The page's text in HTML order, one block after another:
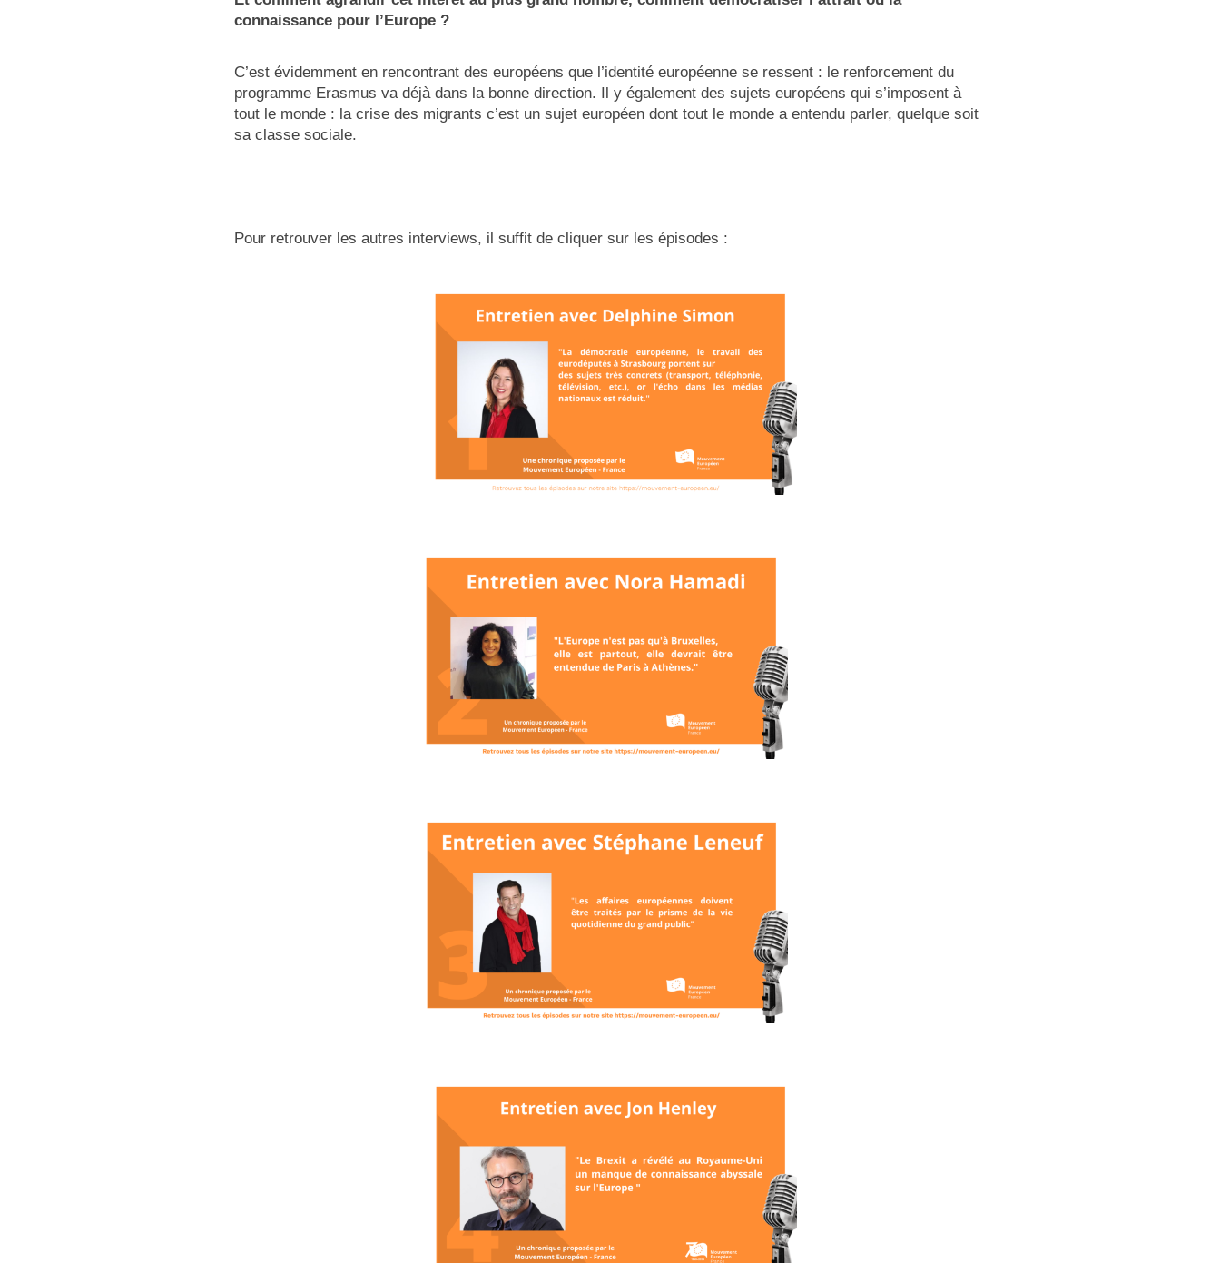
connaissance pour l’Europe ?
C’est évidemment en rencontrant des européens que l’identité européenne se ressent : le renforcement du
programme Erasmus va déjà dans la bonne direction. Il y également des sujets européens qui s’imposent à
tout le monde : la crise des migrants c’est un sujet européen dont tout le monde a entendu parler, quelque soit
sa classe sociale.
Pour retrouver les autres interviews, il suffit de cliquer sur les épisodes :